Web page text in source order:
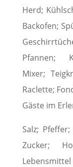
Herd;
Backofen;
Pfannen;
Mixer;
Raclette;
Gäste im
Salz;
Zucker;
Lebensmittel